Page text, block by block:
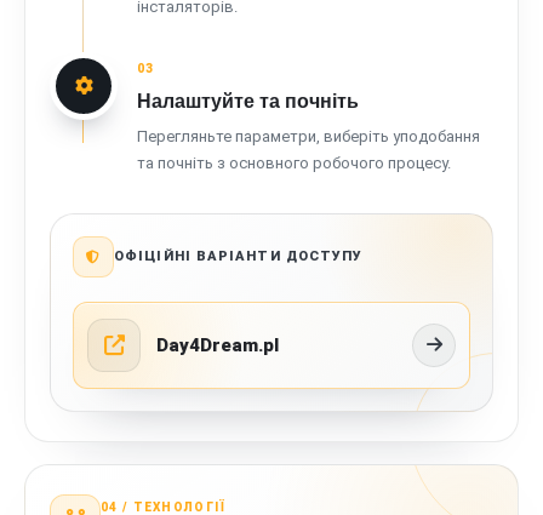
інсталяторів.
03
Налаштуйте та почніть
Перегляньте параметри, виберіть уподобання
та почніть з основного робочого процесу.
ОФІЦІЙНІ ВАРІАНТИ ДОСТУПУ
Day4Dream.pl
04 / ТЕХНОЛОГІЇ